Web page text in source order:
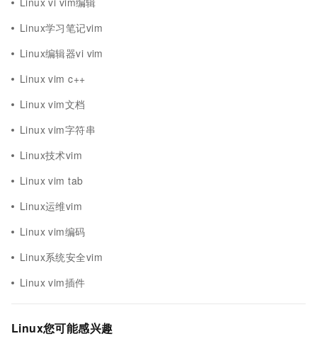
Linux学习笔记vim
Linux编辑器vi vim
Linux vim c++
Linux vim文档
Linux vim字符串
Linux技术vim
Linux vim tab
Linux运维vim
Linux vim编码
Linux系统安全vim
Linux vim插件
Linux您可能感兴趣